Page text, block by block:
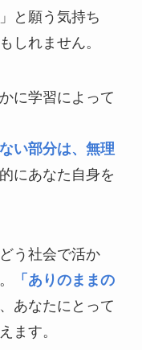
と願う気持ち
しれません。
に学習によって
い部分は、無理
にあなた自身を
う社会で活か
「ありのままの
あなたにとって
ます。